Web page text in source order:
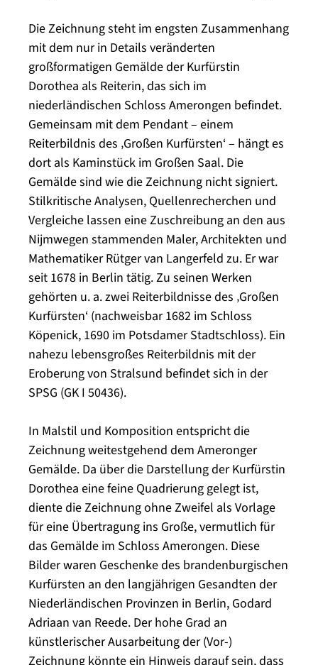
Die Zeichnung steht im engsten Zusammenhang
mit dem nur in Details veränderten
großformatigen Gemälde der Kurfürstin
Dorothea als Reiterin, das sich im
niederländischen Schloss Amerongen befindet.
Gemeinsam mit dem Pendant – einem
Reiterbildnis des ‚Großen Kurfürsten‘ – hängt es
dort als Kaminstück im Großen Saal. Die
Gemälde sind wie die Zeichnung nicht signiert.
Stilkritische Analysen, Quellenrecherchen und
Vergleiche lassen eine Zuschreibung an den aus
Nijmwegen stammenden Maler, Architekten und
Mathematiker Rütger van Langerfeld zu. Er war
seit 1678 in Berlin tätig. Zu seinen Werken
gehörten u. a. zwei Reiterbildnisse des ‚Großen
Kurfürsten‘ (nachweisbar 1682 im Schloss
Köpenick, 1690 im Potsdamer Stadtschloss). Ein
nahezu lebensgroßes Reiterbildnis mit der
Eroberung von Stralsund befindet sich in der
SPSG (GK I 50436).
In Malstil und Komposition entspricht die
Zeichnung weitestgehend dem Ameronger
Gemälde. Da über die Darstellung der Kurfürstin
Dorothea eine feine Quadrierung gelegt ist,
diente die Zeichnung ohne Zweifel als Vorlage
für eine Übertragung ins Große, vermutlich für
das Gemälde im Schloss Amerongen. Diese
Bilder waren Geschenke des brandenburgischen
Kurfürsten an den langjährigen Gesandten der
Niederländischen Provinzen in Berlin, Godard
Adriaan van Reede. Der hohe Grad an
künstlerischer Ausarbeitung der (Vor-)
Zeichnung könnte ein Hinweis darauf sein, dass